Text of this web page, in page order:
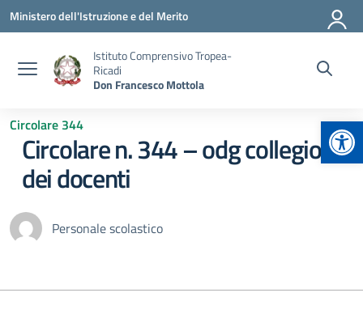
Vai ai contenuti
Vai al menu di navigazione
Vai al footer
Ministero dell'Istruzione e del Merito
Istituto Comprensivo Tropea-
Ricadi
Don Francesco Mottola
Circolare 344
Circolare n. 344 – odg collegio
dei docenti
Personale scolastico